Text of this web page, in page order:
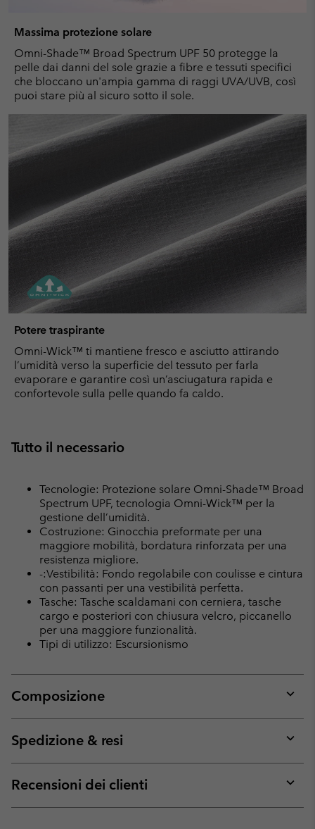
Massima protezione solare
Omni-Shade™ Broad Spectrum UPF 50 protegge la
pelle dai danni del sole grazie a fibre e tessuti specifici
che bloccano un'ampia gamma di raggi UVA/UVB, così
puoi stare più al sicuro sotto il sole.
Potere traspirante
Omni-Wick™ ti mantiene fresco e asciutto attirando
l’umidità verso la superficie del tessuto per farla
evaporare e garantire così un’asciugatura rapida e
confortevole sulla pelle quando fa caldo.
Tutto il necessario
Tecnologie: Protezione solare Omni-Shade™ Broad
Spectrum UPF, tecnologia Omni-Wick™ per la
gestione dell’umidità.
Costruzione: Ginocchia preformate per una
maggiore mobilità, bordatura rinforzata per una
resistenza migliore.
-:Vestibilità: Fondo regolabile con coulisse e cintura
con passanti per una vestibilità perfetta.
Tasche: Tasche scaldamani con cerniera, tasche
cargo e posteriori con chiusura velcro, piccanello
per una maggiore funzionalità.
Tipi di utilizzo: Escursionismo
Composizione
or
Spedizione & resi
or
Recensioni dei clienti
or